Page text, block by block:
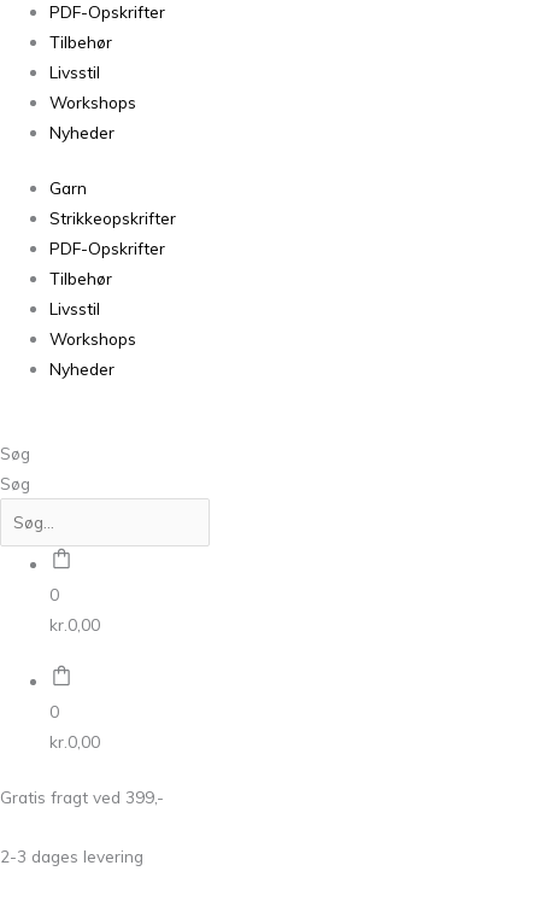
PDF-Opskrifter
Tilbehør
Livsstil
Workshops
Nyheder
Garn
Strikkeopskrifter
PDF-Opskrifter
Tilbehør
Livsstil
Workshops
Nyheder
Søg
Søg
0
kr. 0,00
0
kr. 0,00
Gratis fragt ved 399,-
2-3 dages levering